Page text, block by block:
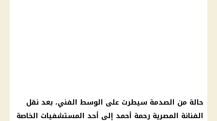
حالة من الصدمة سيطرت على الوسط الفني، بعد نقل
الفنانة المصرية رحمة أحمد إلى أحد المستشفيات الخاصة